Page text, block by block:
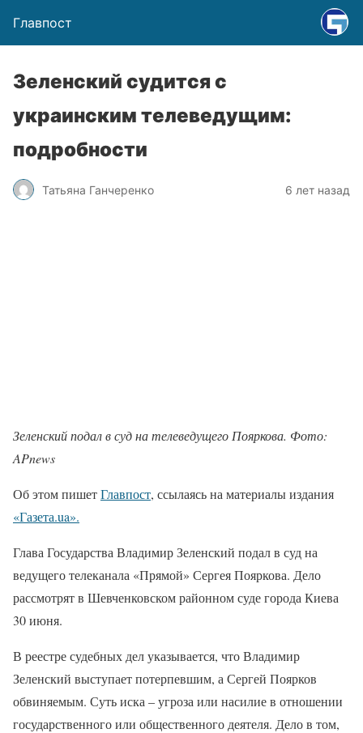
Главпост
Зеленский судится с
украинским телеведущим:
подробности
Татьяна Ганчеренко 6 лет назад
Зеленский подал в суд на телеведущего Пояркова. Фото:
APnews
Об этом пишетГлавпост, ссылаясь на материалы издания
«Газета.ua».
Глава Государства Владимир Зеленский подал в суд на
ведущего телеканала «Прямой» Сергея Пояркова. Дело
рассмотрят в Шевченковском районном суде города Киева
30 июня.
В реестре судебных дел указывается, что Владимир
Зеленский выступает потерпевшим, а Сергей Поярков
обвиняемым. Суть иска – угроза или насилие в отношении
государственного или общественного деятеля. Дело в том,